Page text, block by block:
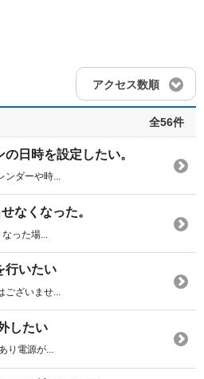
アクセス数順
全56件
日時を設定したい。
ンダーや時...
なくなった。
った場...
行いたい
ございませ...
したい
り電源が...